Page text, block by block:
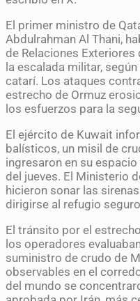
El primer ministro de
Abdulrahman Al Thani,
de Relaciones
la escalada militar,
catarí. Los ataques
estrecho de Ormuz
los esfuerzos para la
El ejército de Kuwait
balísticos, un misil de
ingresaron en su
del jueves. El Ministerio
hicieron sonar las
dirigirse al refugio
El tránsito por el
los operadores
suministro de crudo de
observables en el
del mundo se